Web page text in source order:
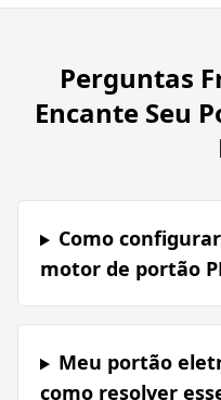
Perguntas
Encante Seu
Como
motor de portão
Meu portão
como resolver